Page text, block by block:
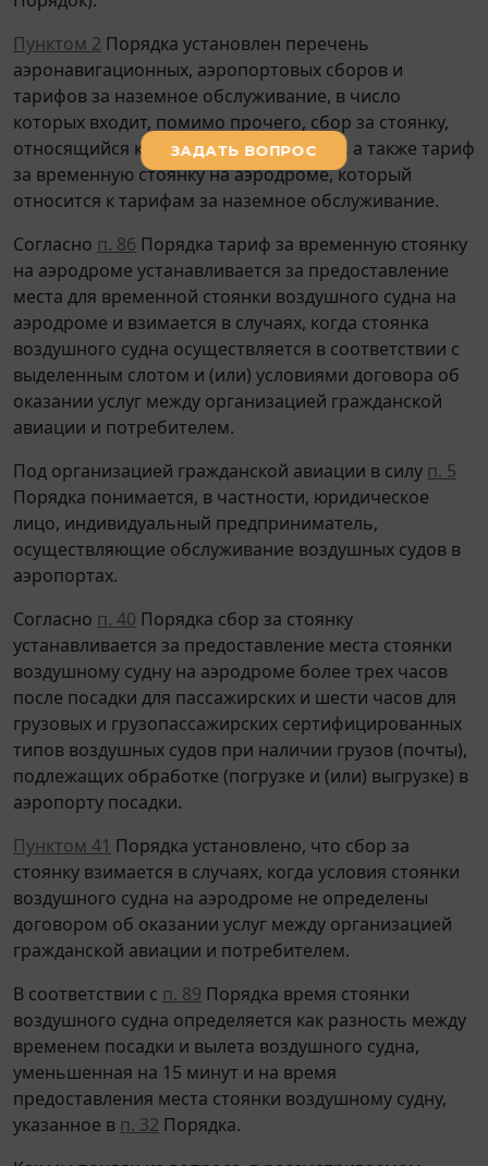
Пунктом 2 Порядка установлен перечень
аэронавигационных, аэропортовых сборов и
тарифов за наземное обслуживание, в число
которых входит, помимо прочего, сбор за стоянку,
относящийся к аэропортовым сборам, а также тариф
за временную стоянку на аэродроме, который
относится к тарифам за наземное обслуживание.
Согласно п. 86 Порядка тариф за временную стоянку
на аэродроме устанавливается за предоставление
места для временной стоянки воздушного судна на
аэродроме и взимается в случаях, когда стоянка
воздушного судна осуществляется в соответствии с
выделенным слотом и (или) условиями договора об
оказании услуг между организацией гражданской
авиации и потребителем.
Под организацией гражданской авиации в силу п. 5
Порядка понимается, в частности, юридическое
лицо, индивидуальный предприниматель,
осуществляющие обслуживание воздушных судов в
аэропортах.
Согласно п. 40 Порядка сбор за стоянку
устанавливается за предоставление места стоянки
воздушному судну на аэродроме более трех часов
после посадки для пассажирских и шести часов для
грузовых и грузопассажирских сертифицированных
типов воздушных судов при наличии грузов (почты),
подлежащих обработке (погрузке и (или) выгрузке) в
аэропорту посадки.
Пунктом 41 Порядка установлено, что сбор за
стоянку взимается в случаях, когда условия стоянки
воздушного судна на аэродроме не определены
договором об оказании услуг между организацией
гражданской авиации и потребителем.
В соответствии с п. 89 Порядка время стоянки
воздушного судна определяется как разность между
временем посадки и вылета воздушного судна,
уменьшенная на 15 минут и на время
предоставления места стоянки воздушному судну,
указанное в п. 32 Порядка.